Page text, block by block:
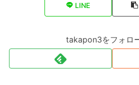
LINE
takapon3をフォロ